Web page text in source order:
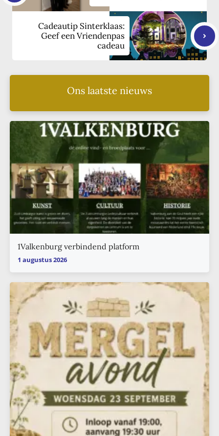
Cadeautip Sinterklaas:
Geef een Vriendenpas
cadeau
Ons laatste nieuws
1Valkenburg verbindend platform
1 augustus 2026